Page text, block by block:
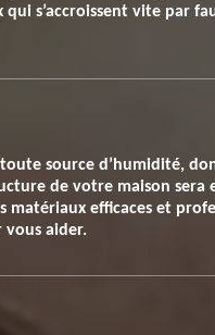
s’accroissent vite par
source d’humidité,
de votre maison sera
matériaux efficaces et
vous aider.